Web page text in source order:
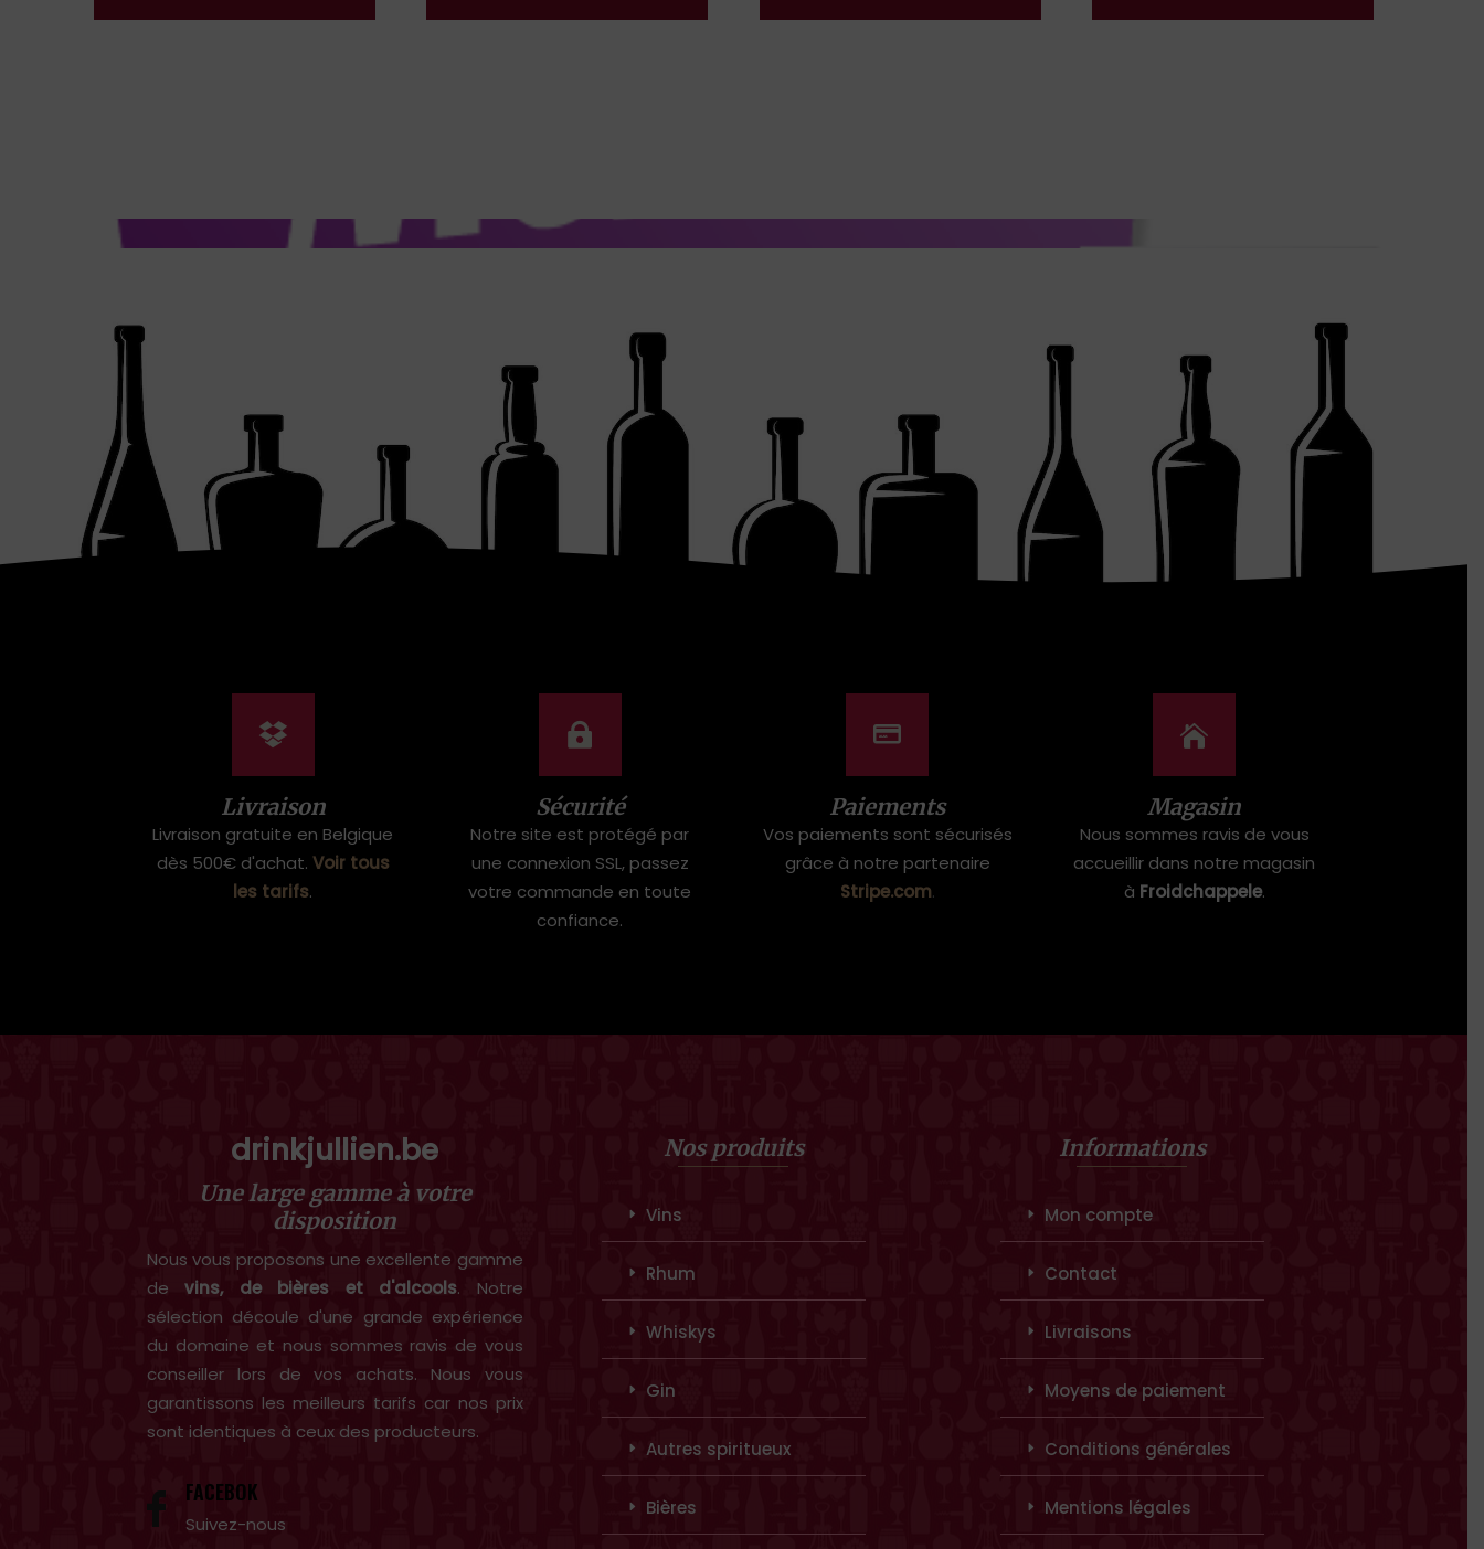
Livraison
Livraison gratuite en Belgique
dès 500€ d'achat. Voir tous
les tarifs.
Sécurité
Notre site est protégé par
une connexion SSL, passez
votre commande en toute
confiance.
Paiements
Vos paiements sont sécurisés
grâce à notre partenaire
Stripe.com.
Magasin
Nous sommes ravis de vous
accueillir dans notre magasin
à Froidchappele.
drinkjullien.be
Une large gamme à votre
disposition
Nous vous proposons une excellente gamme
devins, de bières et d'alcools. Notre
sélection découle d'une grande expérience
du domaine et nous sommes ravis de vous
conseiller lors de vos achats. Nous vous
garantissons les meilleurs tarifs car nos prix
sont identiques à ceux des producteurs.
FACEBOK
Suivez-nous
Nos produits
Vins
Rhum
Whiskys
Gin
Autres spiritueux
Bières
Informations
Mon compte
Contact
Livraisons
Moyens de paiement
Conditions générales
Mentions légales